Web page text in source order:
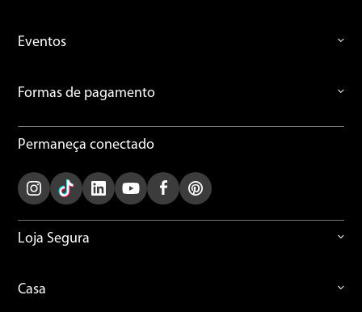
Eventos
Formas de pagamento
Permaneça conectado
Loja Segura
Casa